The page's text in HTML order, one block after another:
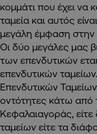
κομμάτι που έχει να
ταμεία και αυτός
μεγάλη έμφαση στην
Οι δύο μεγάλες μας
των επενδυτικών
επενδυτικών
Επενδυτικών
οντότητες κάτω από
Κεφαλαιαγοράς, είτε
ταμείων είτε τα